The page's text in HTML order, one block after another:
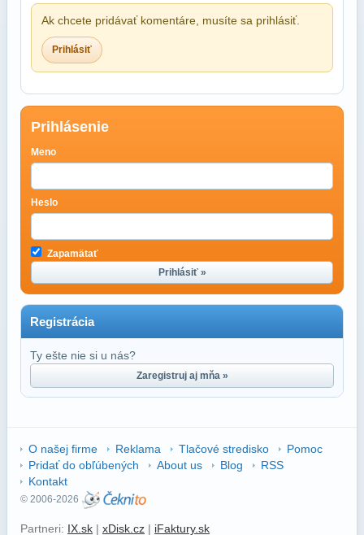
Ak chcete pridávať komentáre, musíte sa prihlásiť.
Prihlásiť
Prihlásenie
Meno
Heslo
Zapamätať
Prihlásiť »
Registrácia
Ty ešte nie si u nás?
Zaregistruj aj mňa »
O našej firme Reklama Tlačové stredisko
Pomoc
Pridať do obľúbených
About us Blog
RSS
Kontakt
© 2006-2026
Partneri: IX.sk | xDisk.cz | iFaktury.sk